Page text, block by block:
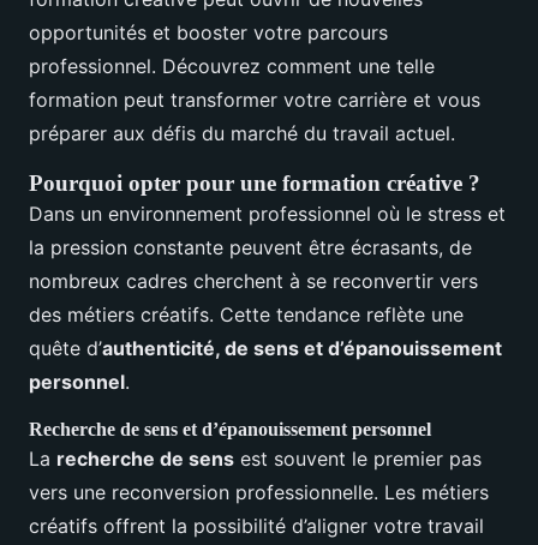
opportunités et booster votre parcours
professionnel. Découvrez comment une telle
formation peut transformer votre carrière et vous
préparer aux défis du marché du travail actuel.
Pourquoi opter pour une formation créative ?
Dans un environnement professionnel où le stress et
la pression constante peuvent être écrasants, de
nombreux cadres cherchent à se reconvertir vers
des métiers créatifs. Cette tendance reflète une
quête d’authenticité, de sens et d’épanouissement
personnel.
Recherche de sens et d’épanouissement personnel
La recherche de sens est souvent le premier pas
vers une reconversion professionnelle. Les métiers
créatifs offrent la possibilité d’aligner votre travail